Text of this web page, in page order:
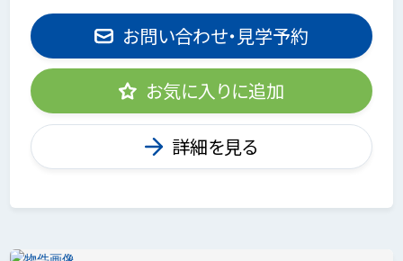
お問い合わせ・見学予約
お気に入りに追加
詳細を見る